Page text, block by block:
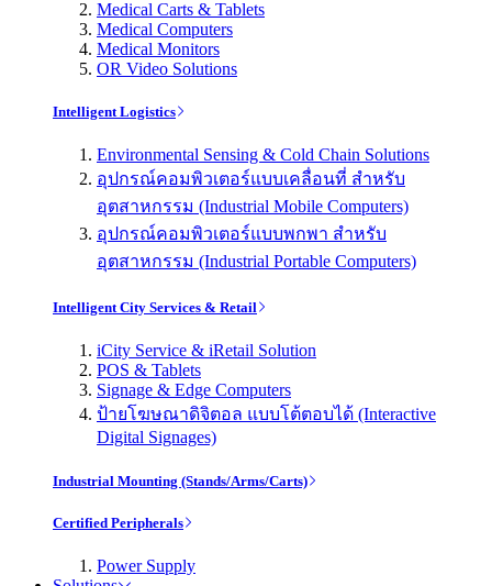
Medical Carts & Tablets
Medical Computers
Medical Monitors
OR Video Solutions
Intelligent Logistics
Environmental Sensing & Cold Chain Solutions
อุปกรณ์คอมพิวเตอร์แบบเคลื่อนที่ สำหรับ
อุตสาหกรรม (Industrial Mobile Computers)
อุปกรณ์คอมพิวเตอร์แบบพกพา สำหรับ
อุตสาหกรรม (Industrial Portable Computers)
Intelligent City Services & Retail
iCity Service & iRetail Solution
POS & Tablets
Signage & Edge Computers
ป้ายโฆษณาดิจิตอล แบบโต้ตอบได้ (Interactive
Digital Signages)
Industrial Mounting (Stands/Arms/Carts)
Certified Peripherals
Power Supply